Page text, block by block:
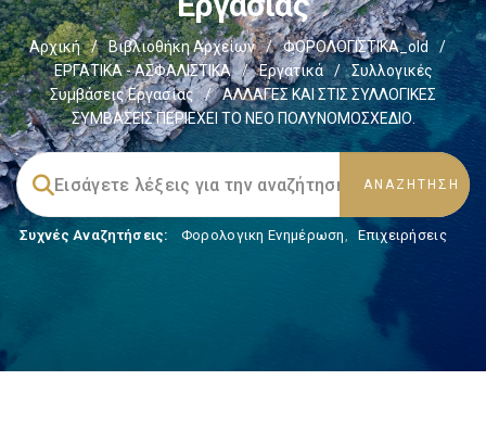
Αρχική / Βιβλιοθήκη Αρχείων / ΦΟΡΟΛΟΓΙΣΤΙΚΑ_old
/
ΕΡΓΑΤΙΚΑ - ΑΣΦΑΛΙΣΤΙΚΑ
/ Εργατικά /
Συλλογικές
Συμβάσεις Εργασίας
/
ΑΛΛΑΓΕΣ ΚΑΙ ΣΤΙΣ ΣΥΛΛΟΓΙΚΕΣ
ΣΥΜΒΑΣΕΙΣ ΠΕΡΙΕΧΕΙ ΤΟ ΝΕΟ ΠΟΛΥΝΟΜΟΣΧΕΔΙΟ.
Συχνές Αναζητήσεις: Φορολογικη Ενημέρωση, Επιχειρήσεις